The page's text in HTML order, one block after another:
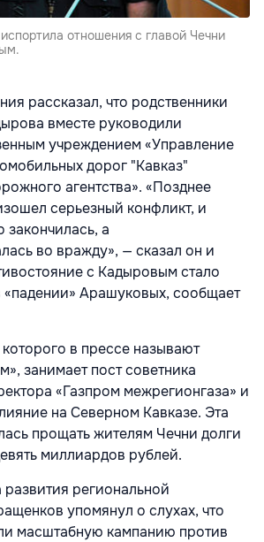
отношения с главой Чечни
рассказал, что родственники
вместе руководили
учреждением «Управление
дорог "Кавказ"
агентства». «Позднее
серьезный конфликт, и
закончилась, а
во вражду», — сказал он и
с Кадыровым стало
Арашуковых, сообщает
в прессе называют
занимает пост советника
«Газпром межрегионгаза» и
на Северном Кавказе. Эта
прощать жителям Чечни долги
миллиардов рублей.
региональной
упомянул о слухах, что
масштабную кампанию против